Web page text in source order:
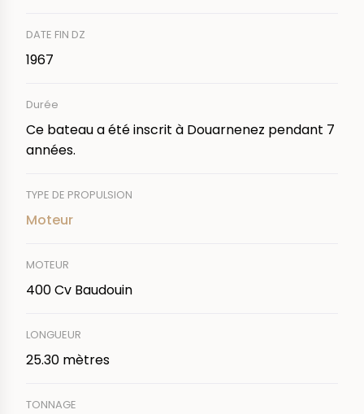
DATE FIN DZ
1967
Durée
Ce bateau a été inscrit à Douarnenez pendant 7
années.
TYPE DE PROPULSION
Moteur
MOTEUR
400 Cv Baudouin
LONGUEUR
25.30 mètres
TONNAGE